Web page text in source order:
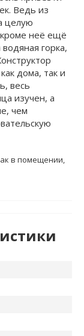
Ведь из
целую
неё ещё
горка,
дома, так и
весь
изучен, а
чем
в помещении,